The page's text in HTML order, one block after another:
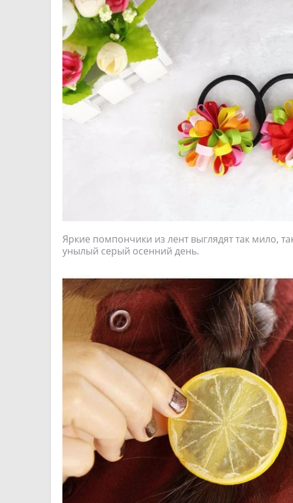
Яркие помпончики из лент выглядят так мило,
унылый серый осенний день.